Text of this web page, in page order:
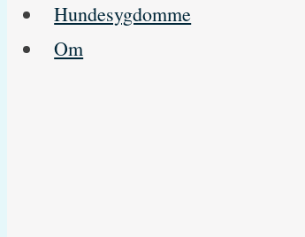
Hundesygdomme
Om